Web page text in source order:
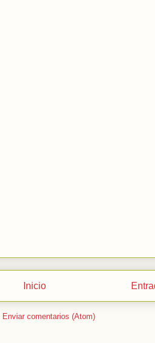
Inicio
Enviar comentarios (Atom)